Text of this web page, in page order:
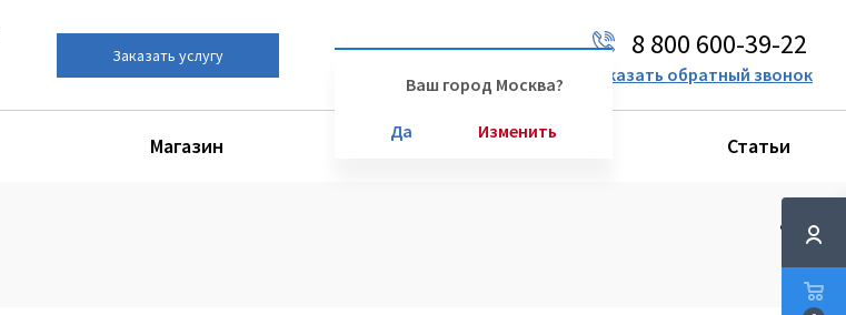
Заказать услугу
Ваш город Москва?
Да Изменить
8 800 600-39-22
Заказать обратный звонок
Магазин Производители Статьи